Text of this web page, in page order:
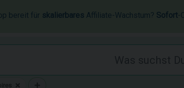
bereit für skalierbares Affiliate-Wachstum? Sofort-